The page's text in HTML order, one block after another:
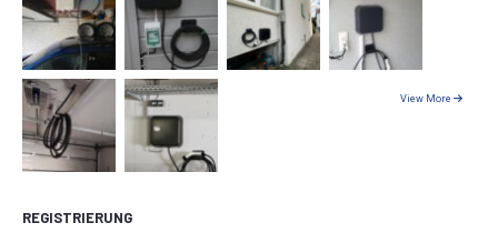
View More
REGISTRIERUNG